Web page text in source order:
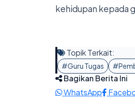
kehidupan kepada
Topik Terkait:
#Guru Tugas
Bagikan Berita Ini
WhatsApp